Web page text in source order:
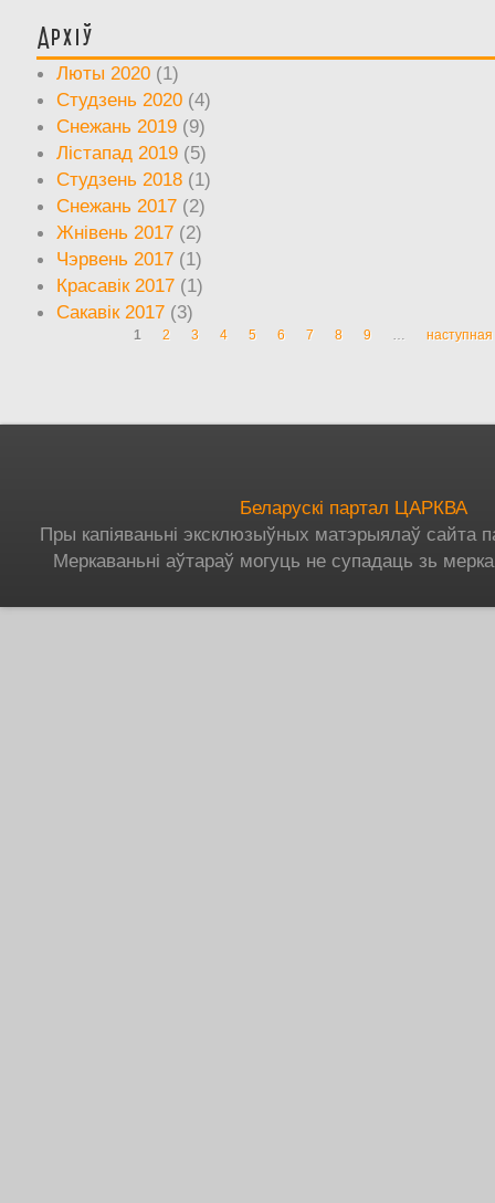
Архіў
Люты 2020 (1)
Студзень 2020 (4)
Снежань 2019 (9)
Лістапад 2019 (5)
Студзень 2018 (1)
Снежань 2017 (2)
Жнівень 2017 (2)
Чэрвень 2017 (1)
Красавік 2017 (1)
Сакавік 2017 (3)
Старонкі
1 2 3 4 5 6 7 8 9 … наступная
Беларускі партал ЦАРКВА
Пры капіяваньні эксклюзыўных матэрыялаў сайта
Меркаваньні аўтараў могуць не супадаць зь